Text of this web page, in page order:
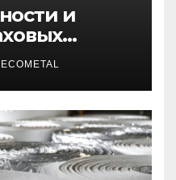
и
2026